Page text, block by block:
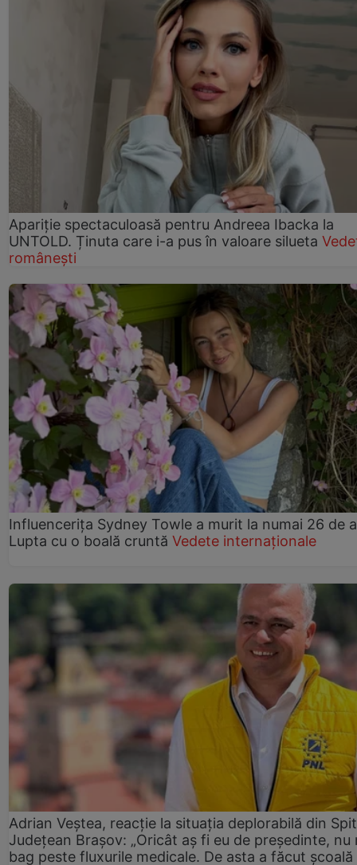
Apariție spectaculoasă pentru Andreea Ibacka la
UNTOLD. Ținuta care i-a pus în valoare silueta
românești
Influencerița Sydney Towle a murit la numai 26 de
Lupta cu o boală cruntă Vedete internaționale
Adrian Veștea, reacție la situația deplorabilă din
Județean Brașov: „Oricât aș fi eu de președinte, nu
bag peste fluxurile medicale. De asta a făcut școală